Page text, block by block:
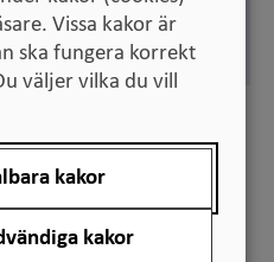
av
för statistiska
för svensk indelning
Vissa kakor är
ska fungera korrekt
väljer vilka du vill
kakor
kakor